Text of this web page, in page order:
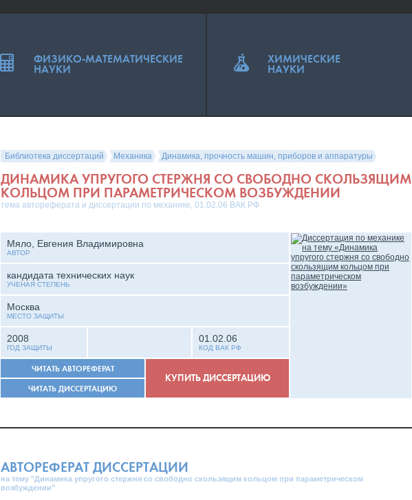
Библиотека диссертаций Механика Динамика, прочность машин, приборов и аппаратуры
ДИНАМИКА УПРУГОГО СТЕРЖНЯ СО СВОБОДНО СКОЛЬЗЯЩИМ
КОЛЬЦОМ ПРИ ПАРАМЕТРИЧЕСКОМ ВОЗБУЖДЕНИИ
тема автореферата и диссертации по механике, 01.02.06 ВАК РФ
Мяло, Евгения Владимировна
АВТОР
кандидата технических наук
УЧЕНАЯ СТЕПЕНЬ
Москва
МЕСТО ЗАЩИТЫ
2008
ГОД ЗАЩИТЫ
01.02.06
КОД ВАК РФ
ЧИТАТЬ АВТОРЕФЕРАТ
ЧИТАТЬ ДИССЕРТАЦИЮ
КУПИТЬ ДИССЕРТАЦИЮ
АВТОРЕФЕРАТ ДИССЕРТАЦИИ
на тему "Динамика упругого стержня со свободно скользящим кольцом при параметрическом
возбуждении"
ФИЗИКО-МАТЕМАТИЧЕСКИЕ
НАУКИ
ХИМИЧЕСКИЕ
НАУКИ